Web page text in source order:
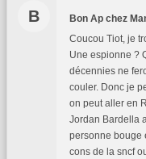
B Bon Ap chez
Coucou Tiot, je
Une espionne ?
décennies ne
couler. Donc je
on peut aller en
Jordan Bardella
personne bouge
cons de la sncf